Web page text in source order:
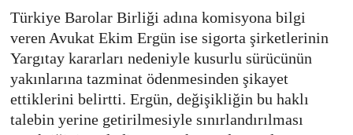
Türkiye Barolar Birliği adına komisyona bilgi
veren Avukat Ekim Ergün ise sigorta şirketlerinin
Yargıtay kararları nedeniyle kusurlu sürücünün
yakınlarına tazminat ödenmesinden şikayet
ettiklerini belirtti. Ergün, değişikliğin bu haklı
talebin yerine getirilmesiyle sınırlandırılması